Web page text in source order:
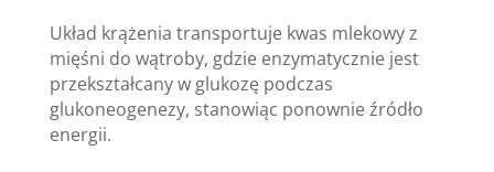
Układ krążenia transportuje kwas mlekowy z
mięśni do wątroby, gdzie enzymatycznie jest
przekształcany w glukozę podczas
glukoneogenezy, stanowiąc ponownie źródło
energii.